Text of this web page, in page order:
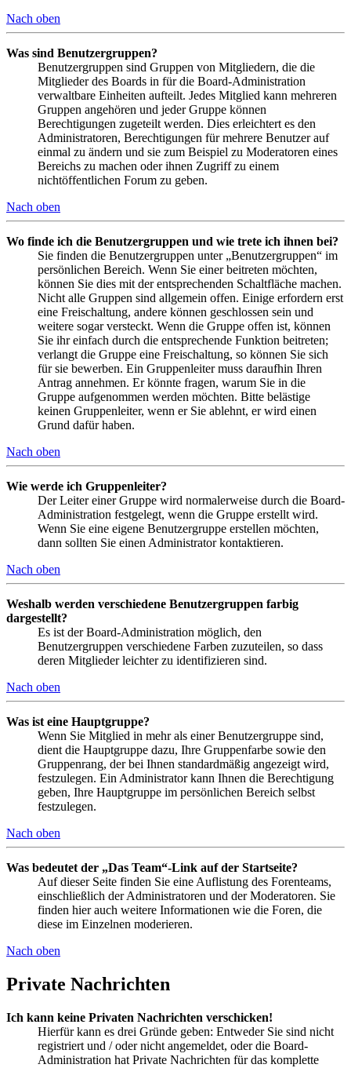
Nach oben
Was sind Benutzergruppen?
Benutzergruppen sind Gruppen von Mitgliedern, die die
Mitglieder des Boards in für die Board-Administration
verwaltbare Einheiten aufteilt. Jedes Mitglied kann mehreren
Gruppen angehören und jeder Gruppe können
Berechtigungen zugeteilt werden. Dies erleichtert es den
Administratoren, Berechtigungen für mehrere Benutzer auf
einmal zu ändern und sie zum Beispiel zu Moderatoren eines
Bereichs zu machen oder ihnen Zugriff zu einem
nichtöffentlichen Forum zu geben.
Nach oben
Wo finde ich die Benutzergruppen und wie trete ich ihnen bei?
Sie finden die Benutzergruppen unter „Benutzergruppen“ im
persönlichen Bereich. Wenn Sie einer beitreten möchten,
können Sie dies mit der entsprechenden Schaltfläche machen.
Nicht alle Gruppen sind allgemein offen. Einige erfordern erst
eine Freischaltung, andere können geschlossen sein und
weitere sogar versteckt. Wenn die Gruppe offen ist, können
Sie ihr einfach durch die entsprechende Funktion beitreten;
verlangt die Gruppe eine Freischaltung, so können Sie sich
für sie bewerben. Ein Gruppenleiter muss daraufhin Ihren
Antrag annehmen. Er könnte fragen, warum Sie in die
Gruppe aufgenommen werden möchten. Bitte belästige
keinen Gruppenleiter, wenn er Sie ablehnt, er wird einen
Grund dafür haben.
Nach oben
Wie werde ich Gruppenleiter?
Der Leiter einer Gruppe wird normalerweise durch die Board-
Administration festgelegt, wenn die Gruppe erstellt wird.
Wenn Sie eine eigene Benutzergruppe erstellen möchten,
dann sollten Sie einen Administrator kontaktieren.
Nach oben
Weshalb werden verschiedene Benutzergruppen farbig
dargestellt?
Es ist der Board-Administration möglich, den
Benutzergruppen verschiedene Farben zuzuteilen, so dass
deren Mitglieder leichter zu identifizieren sind.
Nach oben
Was ist eine Hauptgruppe?
Wenn Sie Mitglied in mehr als einer Benutzergruppe sind,
dient die Hauptgruppe dazu, Ihre Gruppenfarbe sowie den
Gruppenrang, der bei Ihnen standardmäßig angezeigt wird,
festzulegen. Ein Administrator kann Ihnen die Berechtigung
geben, Ihre Hauptgruppe im persönlichen Bereich selbst
festzulegen.
Nach oben
Was bedeutet der „Das Team“-Link auf der Startseite?
Auf dieser Seite finden Sie eine Auflistung des Forenteams,
einschließlich der Administratoren und der Moderatoren. Sie
finden hier auch weitere Informationen wie die Foren, die
diese im Einzelnen moderieren.
Nach oben
Private Nachrichten
Ich kann keine Privaten Nachrichten verschicken!
Hierfür kann es drei Gründe geben: Entweder Sie sind nicht
registriert und / oder nicht angemeldet, oder die Board-
Administration hat Private Nachrichten für das komplette